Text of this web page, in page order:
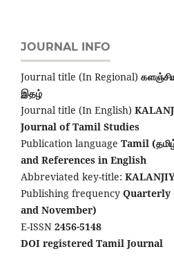
JOURNAL INFO
Journal title (In Regional)
இதழ்
Journal title (In English)
Journal of Tamil Studies
Publication language Tamil
and References in English
Abbreviated key-title:
Publishing frequency Quarterly
and November)
E-ISSN 2456-5148
DOI registered Tamil Journal